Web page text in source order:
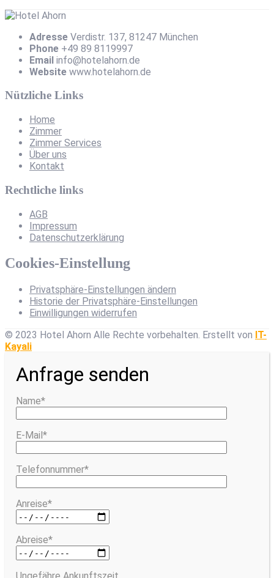
Adresse Verdistr. 137, 81247 München
Phone +49 89 8119997
Email info@hotelahorn.de
Website www.hotelahorn.de
Nützliche Links
Home
Zimmer
Zimmer Services
Über uns
Kontakt
Rechtliche links
AGB
Impressum
Datenschutzerklärung
Cookies-Einstellung
Privatsphäre-Einstellungen ändern
Historie der Privatsphäre-Einstellungen
Einwilligungen widerrufen
© 2023 Hotel Ahorn Alle Rechte vorbehalten. Erstellt von IT-
Kayali
Anfrage senden
Name*
E-Mail*
Telefonnummer*
Anreise*
Abreise*